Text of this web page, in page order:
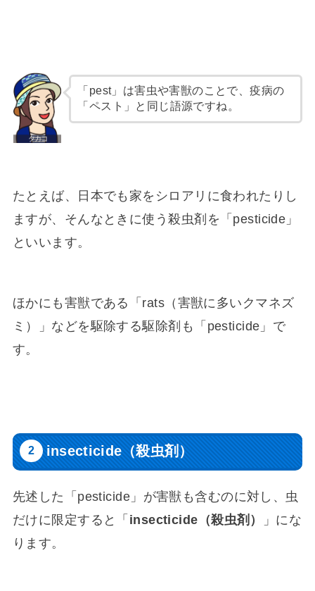
「pest」は害虫や害獣のことで、疫病の
「ペスト」と同じ語源ですね。
たとえば、日本でも家をシロアリに食われたりし
ますが、そんなときに使う殺虫剤を「pesticide」
といいます。
ほかにも害獣である「rats（害獣に多いクマネズ
ミ）」などを駆除する駆除剤も「pesticide」で
す。
insecticide（殺虫剤）
先述した「pesticide」が害獣も含むのに対し、虫
だけに限定すると「 insecticide（殺虫剤）
」にな
ります。